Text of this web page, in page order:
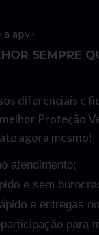
a apv+
SEMPRE
diferenciais e
Proteção
agora mesmo!
atendimento;
e sem
e entregas
para